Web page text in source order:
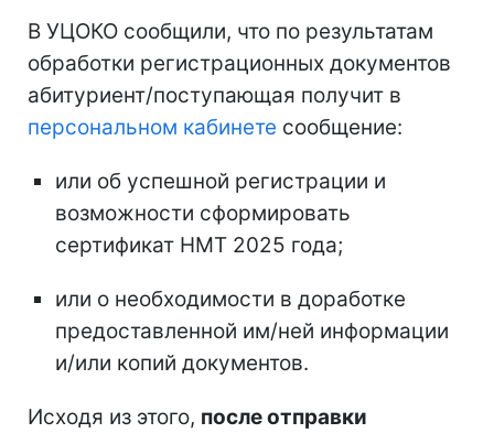
В УЦОКО сообщили, что по результатам
обработки регистрационных документов
абитуриент/поступающая получит в
персональном кабинете сообщение:
или об успешной регистрации и
возможности сформировать
сертификат НМТ 2025 года;
или о необходимости в доработке
предоставленной им/ней информации
и/или копий документов.
Исходя из этого, после отправки